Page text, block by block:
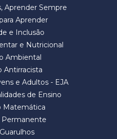
Aprender Sempre
Aprender
e Inclusão
e Nutricional
Ambiental
Antirracista
e Adultos - EJA
de Ensino
Matemática
Permanente